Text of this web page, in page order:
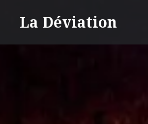
principal
La Déviation